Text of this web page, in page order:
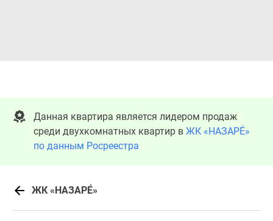
Данная квартира является лидером продаж
среди двухкомнатных квартир в ЖК «НАЗАРÉ»
по данным Росреестра
ЖК «НАЗАРÉ»